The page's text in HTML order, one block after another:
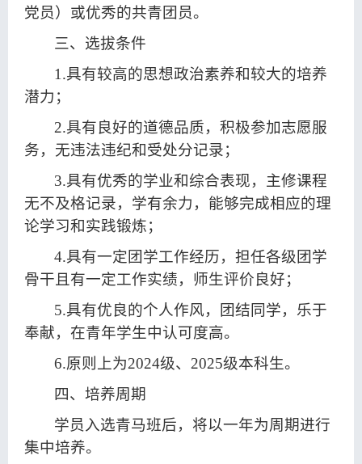
党员）或优秀的共青团员。
三、选拔条件
1.具有较高的思想政治素养和较大的培养
潜力；
2.具有良好的道德品质，积极参加志愿服
务，无违法违纪和受处分记录；
3.具有优秀的学业和综合表现，主修课程
无不及格记录，学有余力，能够完成相应的理
论学习和实践锻炼；
4.具有一定团学工作经历，担任各级团学
骨干且有一定工作实绩，师生评价良好；
5.具有优良的个人作风，团结同学，乐于
奉献，在青年学生中认可度高。
6.原则上为2024级、2025级本科生。
四、培养周期
学员入选青马班后，将以一年为周期进行
集中培养。